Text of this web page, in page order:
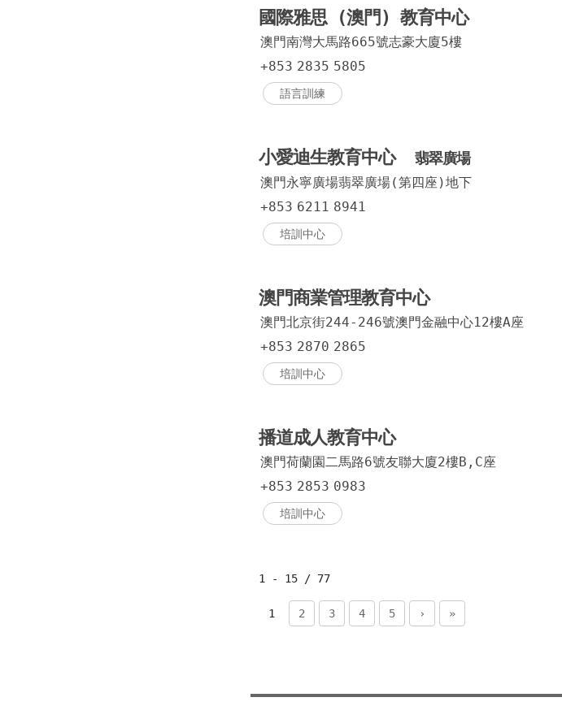
國際雅思 (澳門) 教育中心
澳門南灣大馬路665號志豪大廈5樓
+853 2835 5805
語言訓練
小愛迪生教育中心 翡翠廣場
澳門永寧廣場翡翠廣場(第四座)地下
+853 6211 8941
培訓中心
澳門商業管理教育中心
澳門北京街244-246號澳門金融中心12樓A座
+853 2870 2865
培訓中心
播道成人教育中心
澳門荷蘭園二馬路6號友聯大廈2樓B,C座
+853 2853 0983
培訓中心
1 - 15 / 77
1 2 3 4 5 › »